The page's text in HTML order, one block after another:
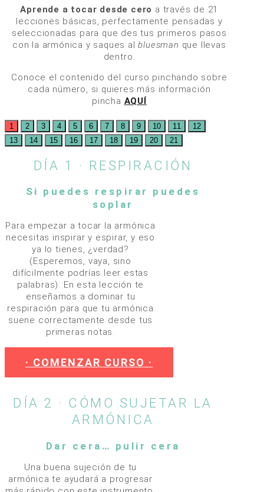
Aprende a tocar desde cero a través de 21
lecciones básicas, perfectamente pensadas y
seleccionadas para que des tus primeros pasos
con la armónica y saques albluesman que llevas
dentro.
Conoce el contenido del curso pinchando sobre
cada número, si quieres más información
pincha AQUÍ
1 2 3 4 5 6 7 8 9 10 11
12
13
14 15 16 17 18 19 20 21
DÍA 1 · RESPIRACIÓN
Si puedes respirar puedes
soplar
Para empezar a tocar la armónica
necesitas inspirar y espirar, y eso
ya lo tienes, ¿verdad?
(Esperemos, vaya, sino
difícilmente podrías leer estas
palabras). En esta lección te
enseñamos a dominar tu
respiración para que tu armónica
suene correctamente desde tus
primeras notas.
· COMENZAR CURSO ·
DÍA 2 · CÓMO SUJETAR LA
ARMÓNICA
Dar cera… pulir cera
Una buena sujeción de tu
armónica te ayudará a progresar